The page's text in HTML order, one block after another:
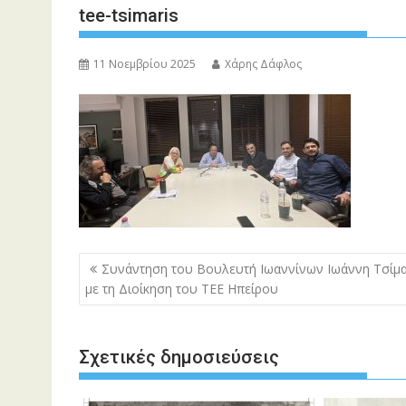
tee-tsimaris
11 Νοεμβρίου 2025 Χάρης Δάφλος
Πλοήγηση
άρθρων
Συνάντηση του Βουλευτή Ιωαννίνων Ιωάννη
με τη Διοίκηση του ΤΕΕ Ηπείρου
Σχετικές δημοσιεύσεις